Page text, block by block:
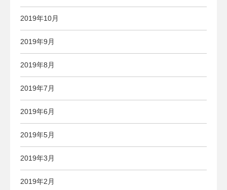
2019年10月
2019年9月
2019年8月
2019年7月
2019年6月
2019年5月
2019年3月
2019年2月